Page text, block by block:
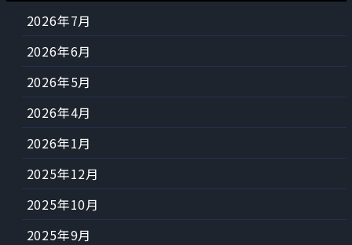
2026年7月
2026年6月
2026年5月
2026年4月
2026年1月
2025年12月
2025年10月
2025年9月